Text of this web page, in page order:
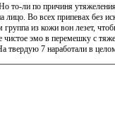
то-ли по причиня
Во всех припевах без
из кожи вон лезет,
эмо в перемешку с
твердую 7 наработали в